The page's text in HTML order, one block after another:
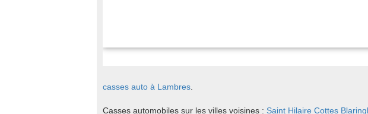
casses auto à Lambres
Casses automobiles sur les villes voisines : Saint Hilaire Cottes